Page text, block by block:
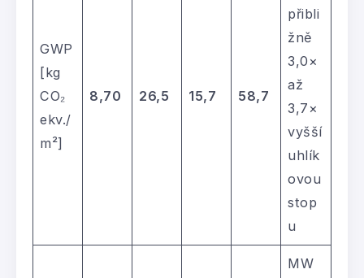
GWP
[kg
CO₂
ekv./
m²]
8,70 26,5 15,7 58,7
přibli
žně
3,0×
až
3,7×
vyšší
uhlík
ovou
stop
u
MW